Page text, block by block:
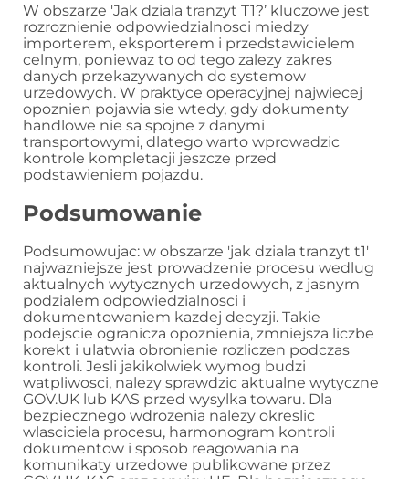
W obszarze 'Jak dziala tranzyt T1?’ kluczowe jest
rozroznienie odpowiedzialnosci miedzy
importerem, eksporterem i przedstawicielem
celnym, poniewaz to od tego zalezy zakres
danych przekazywanych do systemow
urzedowych. W praktyce operacyjnej najwiecej
opoznien pojawia sie wtedy, gdy dokumenty
handlowe nie sa spojne z danymi
transportowymi, dlatego warto wprowadzic
kontrole kompletacji jeszcze przed
podstawieniem pojazdu.
Podsumowanie
Podsumowujac: w obszarze 'jak dziala tranzyt t1′
najwazniejsze jest prowadzenie procesu wedlug
aktualnych wytycznych urzedowych, z jasnym
podzialem odpowiedzialnosci i
dokumentowaniem kazdej decyzji. Takie
podejscie ogranicza opoznienia, zmniejsza liczbe
korekt i ulatwia obronienie rozliczen podczas
kontroli. Jesli jakikolwiek wymog budzi
watpliwosci, nalezy sprawdzic aktualne wytyczne
GOV.UK lub KAS przed wysylka towaru. Dla
bezpiecznego wdrozenia nalezy okreslic
wlasciciela procesu, harmonogram kontroli
dokumentow i sposob reagowania na
komunikaty urzedowe publikowane przez